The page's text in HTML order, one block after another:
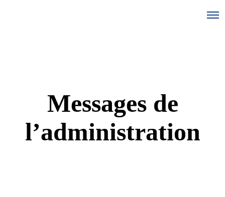
Messages de
l’administration